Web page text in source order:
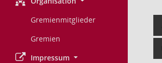
Gremienmitglieder
Gremien
Impressum